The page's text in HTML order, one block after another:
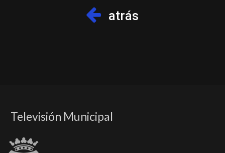
atrás
Televisión Municipal